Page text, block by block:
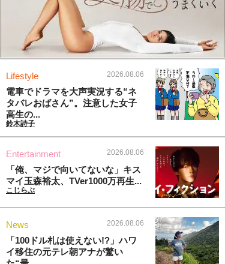
Lifestyle 2026.08.06
電車でドラマを大声実況する“ネ
タバレおばさん”。注意した女子
高生の...
鈴木詩子
Entertainment 2026.08.06
「俺、マジで向いてないな」キス
マイ玉森裕太、TVer1000万再生...
こじらぶ
News 2026.08.06
「100ドル札は使えない!?」ハワ
イ移住の元テレ朝アナが驚い